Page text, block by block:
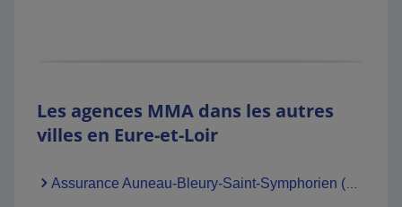
Les agences MMA dans les autres
villes en Eure-et-Loir
Assurance Auneau-Bleury-Saint-Symphorien (28700)